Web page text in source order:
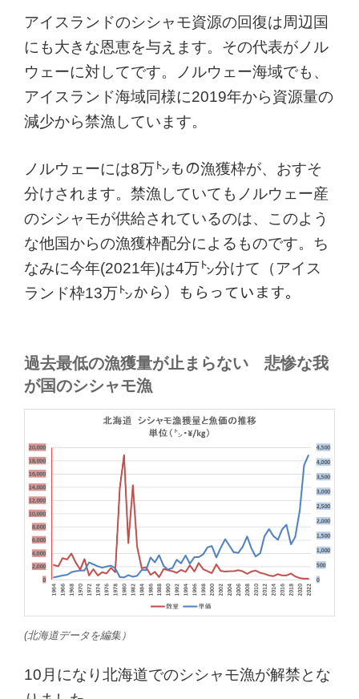
アイスランドのシシャモ資源の回復は周辺国
にも大きな恩恵を与えます。その代表がノル
ウェーに対してです。ノルウェー海域でも、
アイスランド海域同様に2019年から資源量の
減少から禁漁しています。
ノルウェーには8万㌧もの漁獲枠が、おすそ
分けされます。禁漁していてもノルウェー産
のシシャモが供給されているのは、このよう
な他国からの漁獲枠配分によるものです。ち
なみに今年(2021年)は4万㌧分けて（アイス
ランド枠13万㌧から）もらっています。
過去最低の漁獲量が止まらない 悲惨な我
が国のシシャモ漁
(北海道データを編集）
10月になり北海道でのシシャモ漁が解禁とな